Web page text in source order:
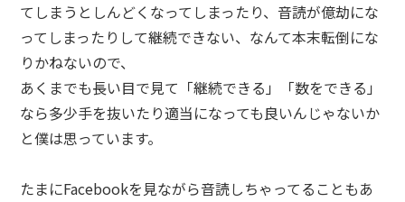
てしまうとしんどくなってしまったり、音読が億劫にな
ってしまったりして継続できない、なんて本末転倒にな
りかねないので、
あくまでも長い目で見て「継続できる」「数をできる」
なら多少手を抜いたり適当になっても良いんじゃないか
と僕は思っています。
たまにFacebookを見ながら音読しちゃってることもあ